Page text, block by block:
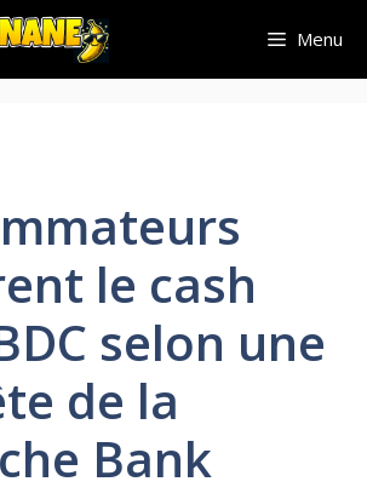
Menu
le cash
selon une
de la
Bank